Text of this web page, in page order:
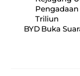
Triliun
BYD Buka